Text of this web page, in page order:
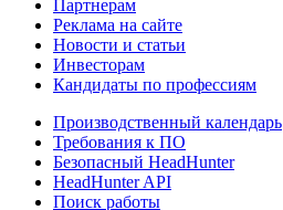
Партнерам
Реклама на сайте
Новости и статьи
Инвесторам
Кандидаты по профессиям
Производственный календарь
Требования к ПО
Безопасный HeadHunter
HeadHunter API
Поиск работы